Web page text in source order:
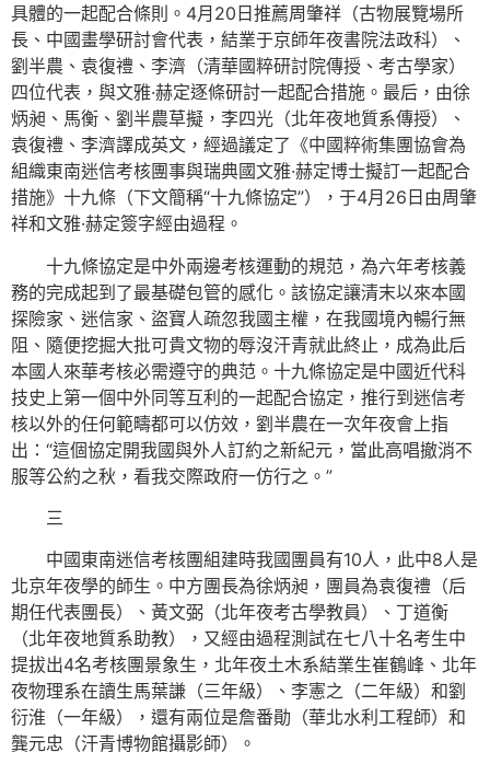
具體的一起配合條則。4月20日推薦周肇祥（古物展覽場所
長、中國畫學研討會代表，結業于京師年夜書院法政科）、
劉半農、袁復禮、李濟（清華國粹研討院傳授、考古學家）
四位代表，與文雅·赫定逐條研討一起配合措施。最后，由徐
炳昶、馬衡、劉半農草擬，李四光（北年夜地質系傳授）、
袁復禮、李濟譯成英文，經過議定了《中國粹術集團協會為
組織東南迷信考核團事與瑞典國文雅·赫定博士擬訂一起配合
措施》十九條（下文簡稱“十九條協定”），于4月26日由周肇
祥和文雅·赫定簽字經由過程。
十九條協定是中外兩邊考核運動的規范，為六年考核義
務的完成起到了最基礎包管的感化。該協定讓清末以來本國
探險家、迷信家、盜寶人疏忽我國主權，在我國境內暢行無
阻、隨便挖掘大批可貴文物的辱沒汗青就此終止，成為此后
本國人來華考核必需遵守的典范。十九條協定是中國近代科
技史上第一個中外同等互利的一起配合協定，推行到迷信考
核以外的任何範疇都可以仿效，劉半農在一次年夜會上指
出：“這個協定開我國與外人訂約之新紀元，當此高唱撤消不
服等公約之秋，看我交際政府一仿行之。”
三
中國東南迷信考核團組建時我國團員有10人，此中8人是
北京年夜學的師生。中方團長為徐炳昶，團員為袁復禮（后
期任代表團長）、黃文弼（北年夜考古學教員）、丁道衡
（北年夜地質系助教），又經由過程測試在七八十名考生中
提拔出4名考核團景象生，北年夜土木系結業生崔鶴峰、北年
夜物理系在讀生馬葉謙（三年級）、李憲之（二年級）和劉
衍淮（一年級），還有兩位是詹番勛（華北水利工程師）和
龔元忠（汗青博物館攝影師）。